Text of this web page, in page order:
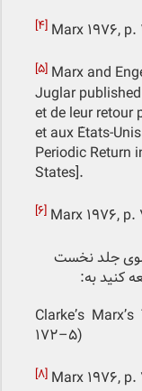
[۴] Marx 1976, p.
[5] Marx and
Juglar
et de leur retour
et aux États-
Periodic Return
States].
[6] Marx 1976,
جلد نخست
کنید به:
Clarke’s
172–۵)
[۸] Marx 1976,